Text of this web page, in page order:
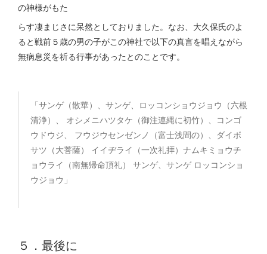
の神様がもた
らす凄まじさに呆然としておりました。なお、大久保氏のよ
ると戦前５歳の男の子がこの神社で以下の真言を唱えながら
無病息災を祈る行事があったとのことです。
「サンゲ（散華）、サンゲ、ロッコンショウジョウ（六根
清浄）、 オシメニハツタケ（御注連縄に初竹）、コンゴ
ウドウジ、 フウジウセンゼンノ（富士浅間の）、ダイボ
サツ（大菩薩） イイヂライ（一次礼拝）ナムキミョウチ
ョウライ（南無帰命頂礼） サンゲ、サンゲ ロッコンショ
ウジョウ」
５．最後に